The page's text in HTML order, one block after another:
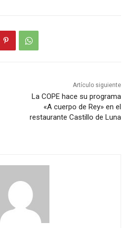
Artículo siguiente
La COPE hace su programa
«A cuerpo de Rey» en el
restaurante Castillo de Luna